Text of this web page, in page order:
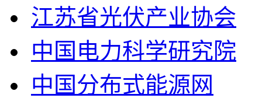
江苏省光伏产业协会
中国电力科学研究院
中国分布式能源网